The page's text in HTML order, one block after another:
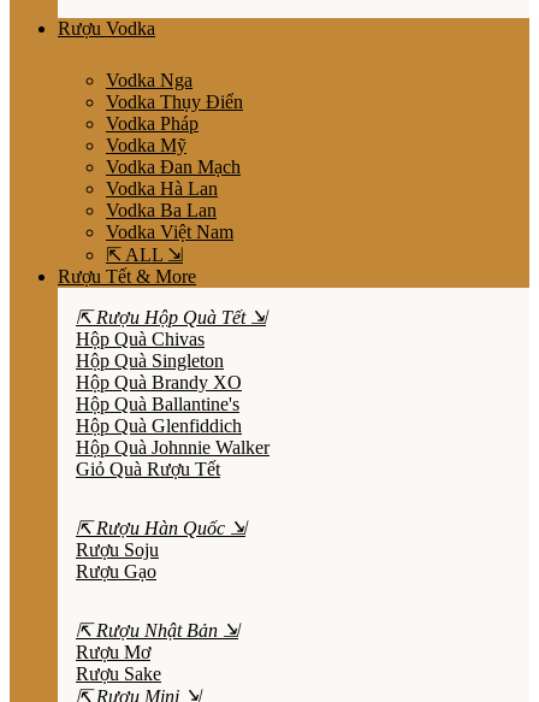
Rượu Vodka
Vodka Nga
Vodka Thụy Điển
Vodka Pháp
Vodka Mỹ
Vodka Đan Mạch
Vodka Hà Lan
Vodka Ba Lan
Vodka Việt Nam
⇱ ALL ⇲
Rượu Tết & More
⇱ Rượu Hộp Quà Tết ⇲
Hộp Quà Chivas
Hộp Quà Singleton
Hộp Quà Brandy XO
Hộp Quà Ballantine's
Hộp Quà Glenfiddich
Hộp Quà Johnnie Walker
Giỏ Quà Rượu Tết
⇱ Rượu Hàn Quốc ⇲
Rượu Soju
Rượu Gạo
⇱ Rượu Nhật Bản ⇲
Rượu Mơ
Rượu Sake
⇱ Rượu Mini ⇲